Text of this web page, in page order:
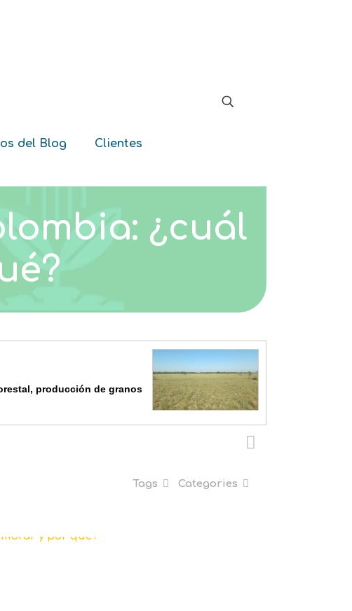
del Blog Clientes
¿cuál
producción de granos
Categories
Tags